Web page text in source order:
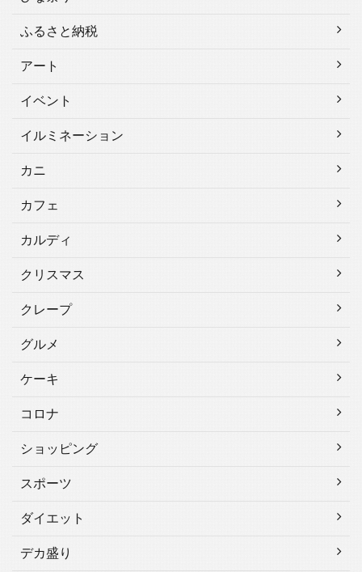
ふるさと納税
アート
イベント
イルミネーション
カニ
カフェ
カルディ
クリスマス
クレープ
グルメ
ケーキ
コロナ
ショッピング
スポーツ
ダイエット
デカ盛り